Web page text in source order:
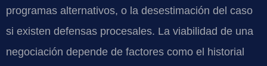
programas alternativos, o la desestimación del caso
si existen defensas procesales. La viabilidad de una
negociación depende de factores como el historial